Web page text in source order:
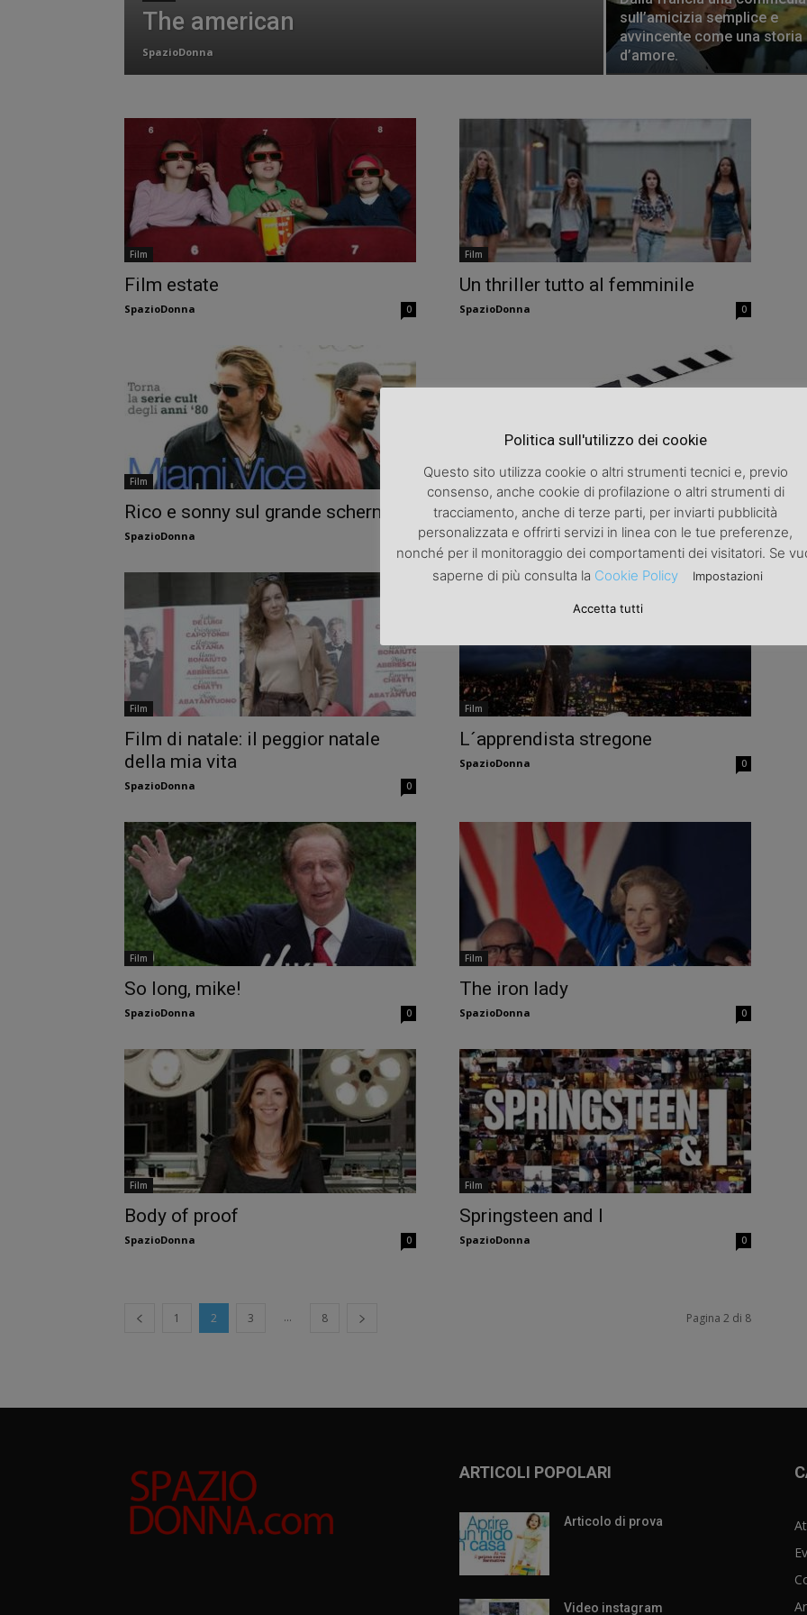
The american
SpazioDonna
sull’amicizia semplice e
avvincente come una storia
d’amore.
Film
Film estate
SpazioDonna 0
Film
Un thriller tutto al femminile
SpazioDonna 0
Film
Rico e sonny sul grande schermo.
SpazioDonna
Cinema: i film delle feste.
SpazioDonna 0
Film
Film di natale: il peggior natale
della mia vita
SpazioDonna 0
Film
L´apprendista stregone
SpazioDonna 0
Film
So long, mike!
SpazioDonna 0
Film
The iron lady
SpazioDonna 0
Film
Body of proof
SpazioDonna 0
Film
Springsteen and I
SpazioDonna 0
1 2 3 ... 8 Pagina 2 di 8
ARTICOLI POPOLARI
Articolo di prova
Video instagram
Politica sull'utilizzo dei cookie
Questo sito utilizza cookie o altri strumenti tecnici e, previo
consenso, anche cookie di profilazione o altri strumenti di
tracciamento, anche di terze parti, per inviarti pubblicità
personalizzata e offrirti servizi in linea con le tue preferenze,
nonché per il monitoraggio dei comportamenti dei visitatori. Se
saperne di più consulta la Cookie Policy Impostazioni
Accetta tutti